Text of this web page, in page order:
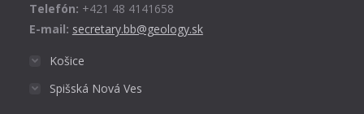
Telefón: +421 48 4141658
E-mail: secretary.bb@geology.sk
Košice
Spišská Nová Ves